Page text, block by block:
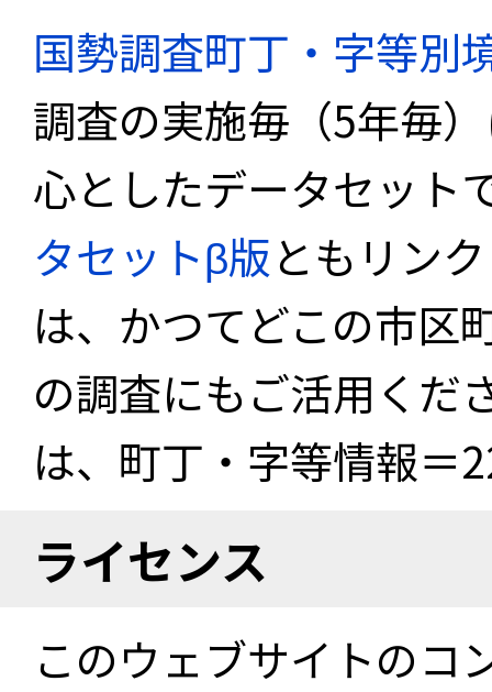
国勢調査町丁・字等別
調査の実施毎（5年毎
心としたデータセット
タセットβ版ともリン
は、かつてどこの市区
の調査にもご活用くだ
は、町丁・字等情報＝
ライセンス
このウェブサイトのコ